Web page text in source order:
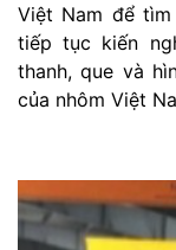
Việt Nam để
tiếp tục kiến
thanh, que và
của nhôm Việt